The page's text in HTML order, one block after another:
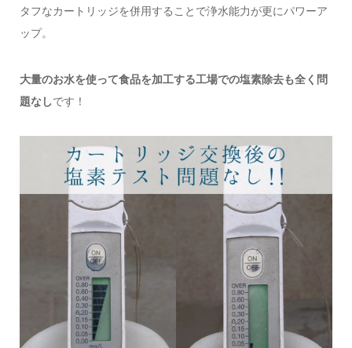
タフなカートリッジを併用することで浄水能力が更にパワーア
ップ。
大量のお水を使って食品を加工する工場での塩素除去も全く問
題なしです！